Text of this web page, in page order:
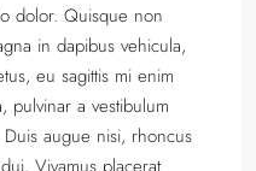
dolor. Quisque non
in dapibus vehicula,
eu sagittis mi enim
pulvinar a vestibulum
augue nisi, rhoncus